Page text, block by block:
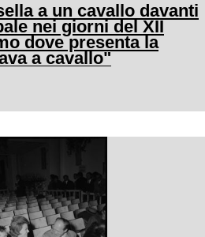
a un cavallo davanti
nei giorni del XII
dove presenta la
a cavallo"